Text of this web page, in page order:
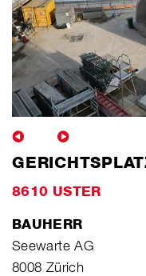
8610 USTER
BAUHERR
Seewarte AG
8008 Zürich